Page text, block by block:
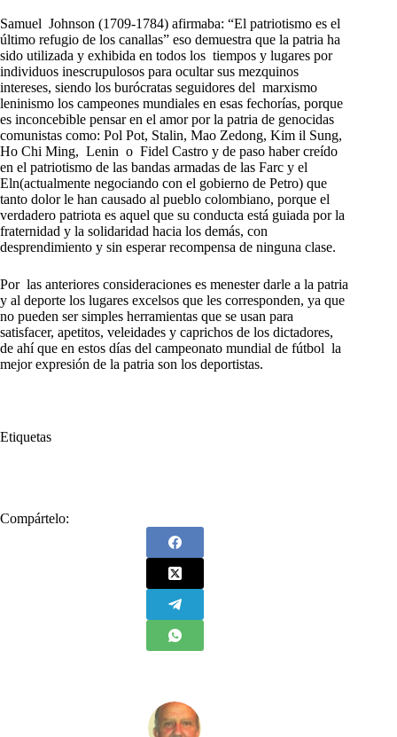
Samuel Johnson (1709-1784) afirmaba: “El patriotismo es el
último refugio de los canallas” eso demuestra que la patria ha
sido utilizada y exhibida en todos los tiempos y lugares por
individuos inescrupulosos para ocultar sus mezquinos
intereses, siendo los burócratas seguidores del marxismo
leninismo los campeones mundiales en esas fechorías, porque
es inconcebible pensar en el amor por la patria de genocidas
comunistas como: Pol Pot, Stalin, Mao Zedong, Kim il Sung,
Ho Chi Ming, Lenin o Fidel Castro y de paso haber creído
en el patriotismo de las bandas armadas de las Farc y el
Eln(actualmente negociando con el gobierno de Petro) que
tanto dolor le han causado al pueblo colombiano, porque el
verdadero patriota es aquel que su conducta está guiada por la
fraternidad y la solidaridad hacia los demás, con
desprendimiento y sin esperar recompensa de ninguna clase.
Por las anteriores consideraciones es menester darle a la patria
y al deporte los lugares excelsos que les corresponden, ya que
no pueden ser simples herramientas que se usan para
satisfacer, apetitos, veleidades y caprichos de los dictadores,
de ahí que en estos días del campeonato mundial de fútbol la
mejor expresión de la patria son los deportistas.
Etiquetas
Compártelo: